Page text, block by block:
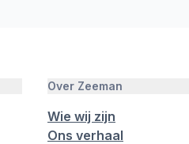
Over Zeeman
Wie wij zijn
Ons verhaal